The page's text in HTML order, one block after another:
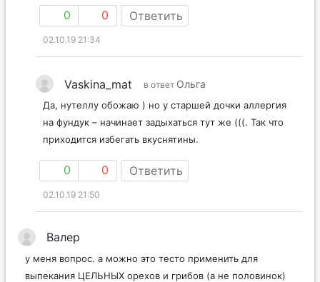
0 0 Ответить
02.10.19 21:34
Vaskina_mat в ответ
Да, нутеллу обожаю ) но у старшей дочки аллергия
на фундук – начинает задыхаться тут же (((. Так что
0 0 Ответить
02.10.19 21:50
у меня вопрос. а можно это тесто применить для